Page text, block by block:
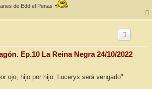
de Edd el Penas
Ep.10 La Reina Negra 24/10/2022
ojo, hijo por hijo. Lucerys será vengado"